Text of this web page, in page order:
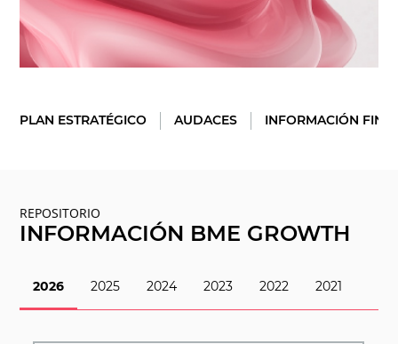
PLAN ESTRATÉGICO AUDACES INFORMACIÓN
REPOSITORIO
INFORMACIÓN BME GROWTH
2026 2025 2024 2023 2022 2021